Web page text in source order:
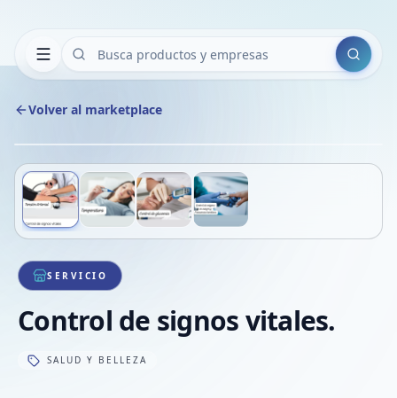
Buscar
Volver al marketplace
1/4
SERVICIO
Control de signos vitales.
SALUD Y BELLEZA